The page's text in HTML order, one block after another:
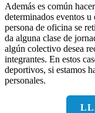
Además es común
determinados eventos
persona de oficina se
da alguna clase de
algún colectivo desea
integrantes. En estos
deportivos, si estamos
personales.